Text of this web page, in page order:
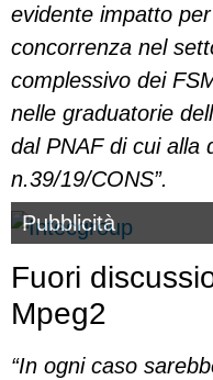
evidente impatto
concorrenza nel
complessivo dei
nelle graduatorie
dal PNAF di cui alla
n.39/19/CONS”.
Pubblicità
Fuori
Mpeg2
“In ogni caso